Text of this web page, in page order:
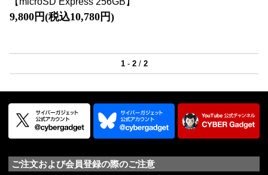
9,800円(税込10,780円)
1- 2/ 2
ご注文および会員登録の際のご注意